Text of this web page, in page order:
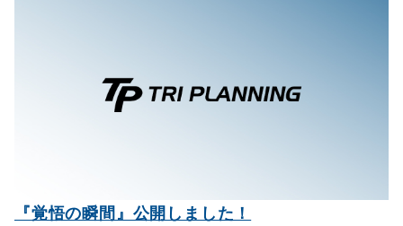
『覚悟の瞬間』公開しました！